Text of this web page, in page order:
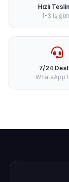
Hızlı
1-3 iş
7/24
WhatsApp